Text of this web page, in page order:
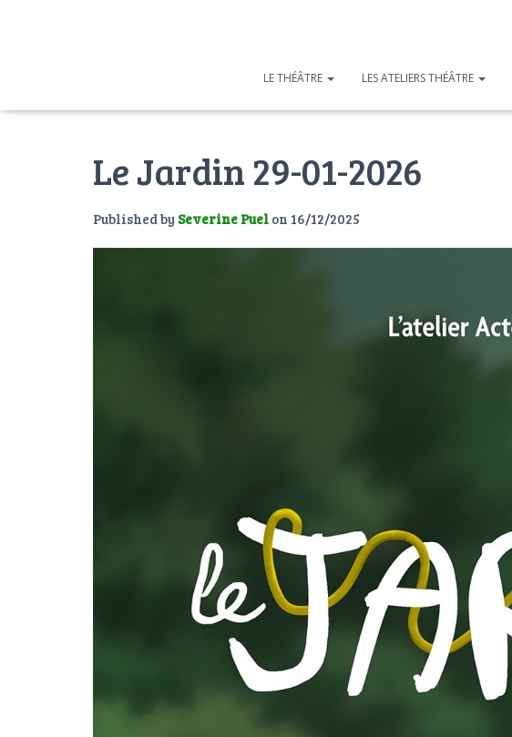
LE THÉÂTRE LES ATELIERS THÉÂTRE
Le Jardin 29-01-2026
Published by Severine Puel on 16/12/2025